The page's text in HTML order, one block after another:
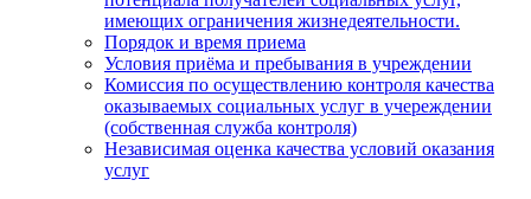
имеющих ограничения жизнедеятельности.
Порядок и время приема
Условия приёма и пребывания в учреждении
Комиссия по осуществлению контроля качества
оказываемых социальных услуг в учереждении
(собственная служба контроля)
Независимая оценка качества условий оказания
услуг